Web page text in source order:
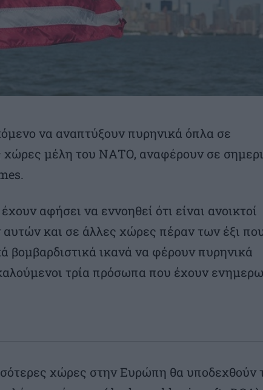
να αναπτύξουν πυρηνικά όπλα σε
χώρες μέλη του ΝΑΤΟ, αναφέρουν σε
αφήσει να εννοηθεί ότι είναι ανοικτοί
και σε άλλες χώρες πέραν των έξι
βομβαρδιστικά ικανά να φέρουν πυρηνικά
τρία πρόσωπα που έχουν
χώρες στην Ευρώπη θα υποδεχθούν